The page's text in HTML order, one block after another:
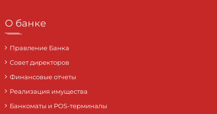
О банке
Правление Банка
Совет директоров
Финансовые отчеты
Реализация имущества
Банкоматы и POS-терминалы